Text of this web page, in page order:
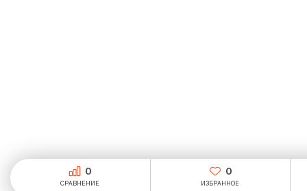
0
СРАВНЕНИЕ
0
ИЗБРАННОЕ